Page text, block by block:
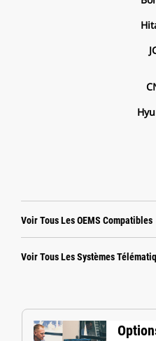
Voir Tous Les OEMS Compatibles
Voir Tous Les Systèmes